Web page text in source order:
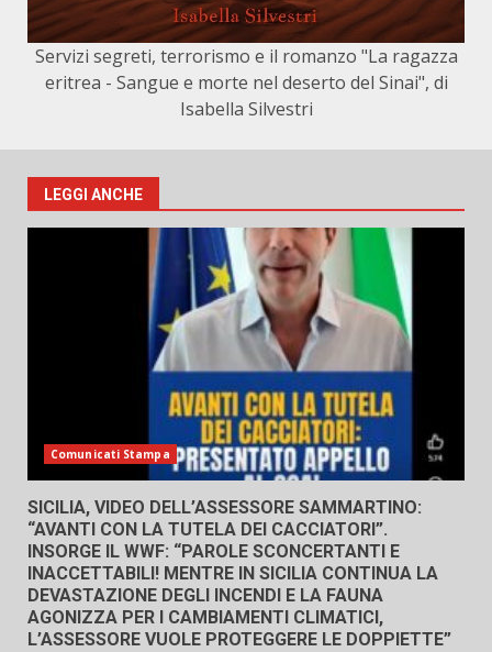
Servizi segreti, terrorismo e il romanzo "La ragazza
eritrea - Sangue e morte nel deserto del Sinai", di
Isabella Silvestri
LEGGI ANCHE
Comunicati Stampa
SICILIA, VIDEO DELL’ASSESSORE SAMMARTINO:
“AVANTI CON LA TUTELA DEI CACCIATORI”.
INSORGE IL WWF: “PAROLE SCONCERTANTI E
INACCETTABILI! MENTRE IN SICILIA CONTINUA LA
DEVASTAZIONE DEGLI INCENDI E LA FAUNA
AGONIZZA PER I CAMBIAMENTI CLIMATICI,
L’ASSESSORE VUOLE PROTEGGERE LE DOPPIETTE”